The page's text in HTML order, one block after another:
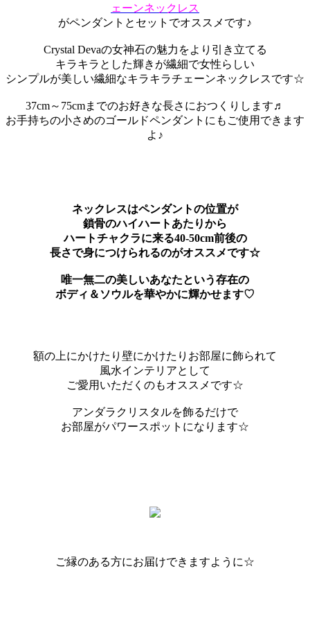
ェーンネックレス
がペンダントとセットでオススメです♪
Crystal Devaの女神石の魅力をより引き立てる
キラキラとした輝きが繊細で女性らしい
シンプルが美しい繊細なキラキラチェーンネックレスです☆
37cm～75cmまでのお好きな長さにおつくりします♬
お手持ちの小さめのゴールドペンダントにもご使用できます
よ♪
ネックレスはペンダントの位置が
鎖骨のハイハートあたりから
ハートチャクラに来る40-50cm前後の
長さで身につけられるのがオススメです☆
唯一無二の美しいあなたという存在の
ボディ＆ソウルを華やかに輝かせます♡
額の上にかけたり壁にかけたりお部屋に飾られて
風水インテリアとして
ご愛用いただくのもオススメです☆
アンダラクリスタルを飾るだけで
お部屋がパワースポットになります☆
ご縁のある方にお届けできますように☆